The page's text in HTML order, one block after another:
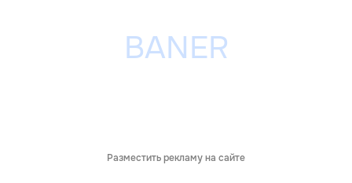
Разместить рекламу на сайте